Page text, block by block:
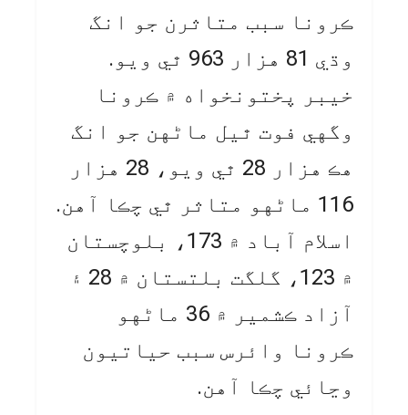
ڪرونا سبب متاثرن جو انگ
وڌي 81 هزار 963 ٿي ويو.
خيبر پختونخواه ۾ ڪرونا
وگهي فوت ٿيل ماڻهن جو انگ
هڪ هزار 28 ٿي ويو، 28 هزار
116 ماڻهو متاثر ٿي چڪا آهن.
اسلام آباد ۾ 173، بلوچستان
۾ 123، گلگت بلتستان ۾ 28 ۽
آزاد ڪشمير ۾ 36 ماڻهو
ڪرونا وائرس سبب حياتيون
وڃائي چڪا آهن.